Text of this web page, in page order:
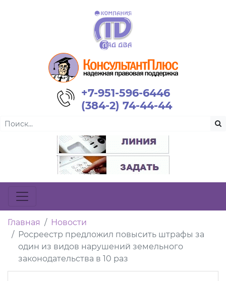
+7-951-596-6446
(384-2) 74-44-44
Главная
Новости
Росреестр предложил повысить штрафы за
один из видов нарушений земельного
законодательства в 10 раз